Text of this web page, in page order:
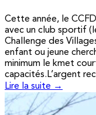
Cette année, le
avec un club sportif
Challenge des
enfant ou jeune
minimum le kmet
capacités.L’argent
Lire la suite →